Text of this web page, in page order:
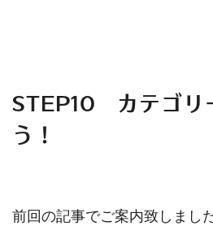
STEP10 カテゴリ
う！
前回の記事でご案内致しまし